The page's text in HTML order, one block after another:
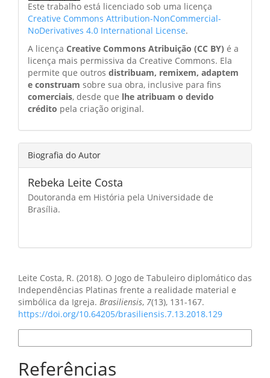
Este trabalho está licenciado sob uma licença
Creative Commons Attribution-NonCommercial-
NoDerivatives 4.0 International License.
A licença Creative Commons Atribuição (CC BY) é a
licença mais permissiva da Creative Commons. Ela
permite que outros distribuam, remixem, adaptem
e construam sobre sua obra, inclusive para fins
comerciais, desde que lhe atribuam o devido
crédito pela criação original.
Biografia do Autor
Rebeka Leite Costa
Doutoranda em História pela Universidade de
Brasília.
Leite Costa, R. (2018). O Jogo de Tabuleiro diplomático das
Independências Platinas frente a realidade material e
simbólica da Igreja. Brasiliensis, 7(13), 131-167.
https://doi.org/10.64205/brasiliensis.7.13.2018.129
Referências